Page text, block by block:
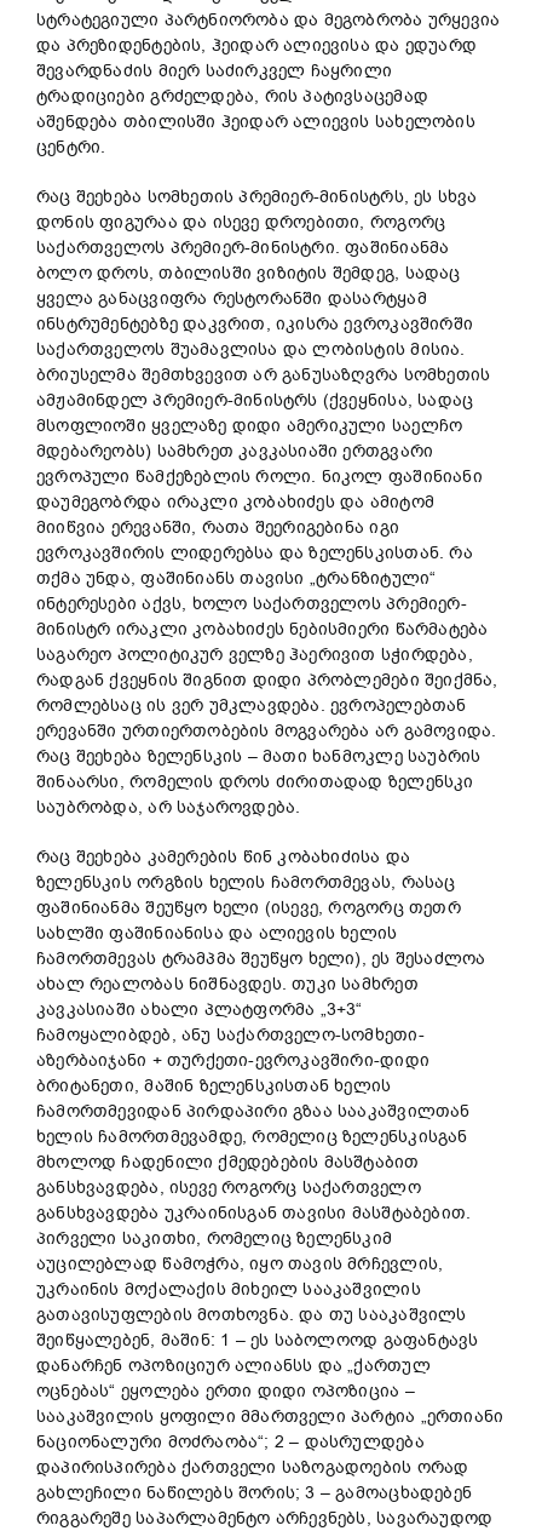
სტრატეგიული პარტნიორობა და მეგობრობა ურყევია
და პრეზიდენტების, ჰეიდარ ალიევისა და ედუარდ
შევარდნაძის მიერ საძირკველ ჩაყრილი
ტრადიციები გრძელდება, რის პატივსაცემად
აშენდება თბილისში ჰეიდარ ალიევის სახელობის
ცენტრი.
რაც შეეხება სომხეთის პრემიერ-მინისტრს, ეს სხვა
დონის ფიგურაა და ისევე დროებითი, როგორც
საქართველოს პრემიერ-მინისტრი. ფაშინიანმა
ბოლო დროს, თბილისში ვიზიტის შემდეგ, სადაც
ყველა განაცვიფრა რესტორანში დასარტყამ
ინსტრუმენტებზე დაკვრით, იკისრა ევროკავშირში
საქართველოს შუამავლისა და ლობისტის მისია.
ბრიუსელმა შემთხვევით არ განუსაზღვრა სომხეთის
ამჟამინდელ პრემიერ-მინისტრს (ქვეყნისა, სადაც
მსოფლიოში ყველაზე დიდი ამერიკული საელჩო
მდებარეობს) სამხრეთ კავკასიაში ერთგვარი
ევროპული წამქეზებლის როლი. ნიკოლ ფაშინიანი
დაუმეგობრდა ირაკლი კობახიძეს და ამიტომ
მიიწვია ერევანში, რათა შეერიგებინა იგი
ევროკავშირის ლიდერებსა და ზელენსკისთან. რა
თქმა უნდა, ფაშინიანს თავისი „ტრანზიტული“
ინტერესები აქვს, ხოლო საქართველოს პრემიერ-
მინისტრ ირაკლი კობახიძეს ნებისმიერი წარმატება
საგარეო პოლიტიკურ ველზე ჰაერივით სჭირდება,
რადგან ქვეყნის შიგნით დიდი პრობლემები შეიქმნა,
რომლებსაც ის ვერ უმკლავდება. ევროპელებთან
ერევანში ურთიერთობების მოგვარება არ გამოვიდა.
რაც შეეხება ზელენსკის – მათი ხანმოკლე საუბრის
შინაარსი, რომელის დროს ძირითადად ზელენსკი
საუბრობდა, არ საჯაროვდება.
რაც შეეხება კამერების წინ კობახიძისა და
ზელენსკის ორგზის ხელის ჩამორთმევას, რასაც
ფაშინიანმა შეუწყო ხელი (ისევე, როგორც თეთრ
სახლში ფაშინიანისა და ალიევის ხელის
ჩამორთმევას ტრამპმა შეუწყო ხელი), ეს შესაძლოა
ახალ რეალობას ნიშნავდეს. თუკი სამხრეთ
კავკასიაში ახალი პლატფორმა „3+3“
ჩამოყალიბდებ, ანუ საქართველო-სომხეთი-
აზერბაიჯანი + თურქეთი-ევროკავშირი-დიდი
ბრიტანეთი, მაშინ ზელენსკისთან ხელის
ჩამორთმევიდან პირდაპირი გზაა სააკაშვილთან
ხელის ჩამორთმევამდე, რომელიც ზელენსკისგან
მხოლოდ ჩადენილი ქმედებების მასშტაბით
განსხვავდება, ისევე როგორც საქართველო
განსხვავდება უკრაინისგან თავისი მასშტაბებით.
პირველი საკითხი, რომელიც ზელენსკიმ
აუცილებლად წამოჭრა, იყო თავის მრჩევლის,
უკრაინის მოქალაქის მიხეილ სააკაშვილის
გათავისუფლების მოთხოვნა. და თუ სააკაშვილს
შეიწყალებენ, მაშინ: 1 – ეს საბოლოოდ გაფანტავს
დანარჩენ ოპოზიციურ ალიანსს და „ქართულ
ოცნებას“ ეყოლება ერთი დიდი ოპოზიცია –
სააკაშვილის ყოფილი მმართველი პარტია „ერთიანი
ნაციონალური მოძრაობა“; 2 – დასრულდება
დაპირისპირება ქართველი საზოგადოების ორად
გახლეჩილი ნაწილებს შორის; 3 – გამოაცხადებენ
რიგგარეშე საპარლამენტო არჩევნებს, სავარაუდოდ